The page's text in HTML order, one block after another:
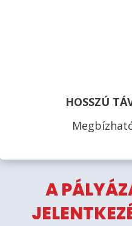
HOSSZÚ
A